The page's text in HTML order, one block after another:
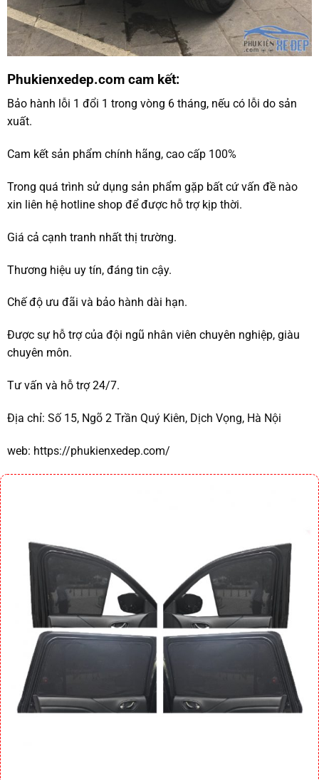
Phukienxedep.com cam kết:
Bảo hành lỗi 1 đổi 1 trong vòng 6 tháng, nếu có lỗi do sản
xuất.
Cam kết sản phẩm chính hãng, cao cấp 100%
Trong quá trình sử dụng sản phẩm gặp bất cứ vấn đề nào
xin liên hệ hotline shop để được hỗ trợ kịp thời.
Giá cả cạnh tranh nhất thị trường.
Thương hiệu uy tín, đáng tin cậy.
Chế độ ưu đãi và bảo hành dài hạn.
Được sự hỗ trợ của đội ngũ nhân viên chuyên nghiệp, giàu
chuyên môn.
Tư vấn và hỗ trợ 24/7.
Địa chỉ: Số 15, Ngõ 2 Trần Quý Kiên, Dịch Vọng, Hà Nội
web: https://phukienxedep.com/